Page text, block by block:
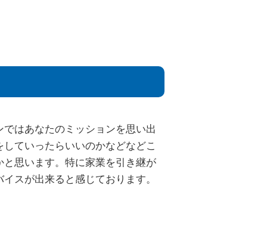
はあなたのミッションを思い出
ていったらいいのかなどなどこ
思います。特に家業を引き継が
スが出来ると感じております。